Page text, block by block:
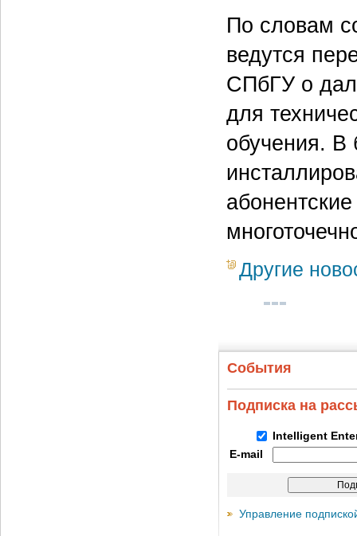
По словам
ведутся
СПбГУ о
для
обучения. В
Другие
События
Подписка на
Intelligent
E-mail
Управление